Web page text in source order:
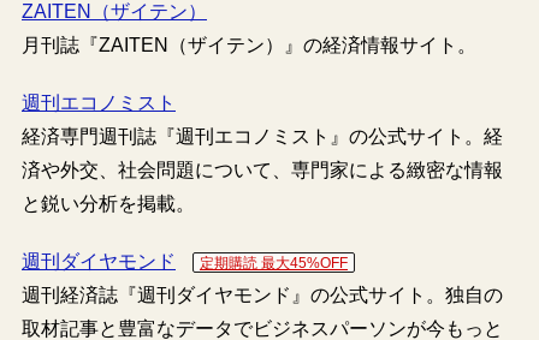
ZAITEN（ザイテン）
月刊誌『ZAITEN（ザイテン）』の経済情報サイト。
週刊エコノミスト
経済専門週刊誌『週刊エコノミスト』の公式サイト。経
済や外交、社会問題について、専門家による緻密な情報
と鋭い分析を掲載。
週刊ダイヤモンド 定期購読 最大45%OFF
週刊経済誌『週刊ダイヤモンド』の公式サイト。独自の
取材記事と豊富なデータでビジネスパーソンが今もっと